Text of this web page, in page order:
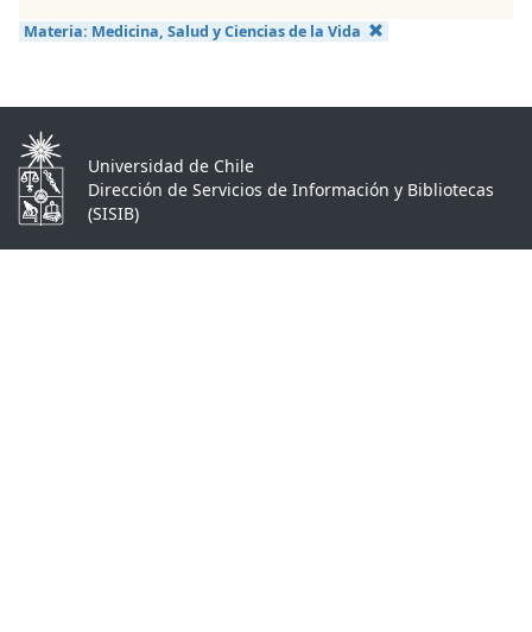
Materia: Medicina, Salud y Ciencias de la Vida
Universidad de Chile
Dirección de Servicios de Información y Bibliotecas
(SISIB)